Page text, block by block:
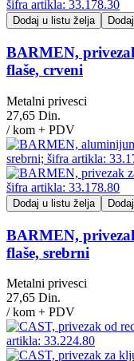
Dodaj u listu želja
BARMEN,
flaše, crveni
Metalni privesci
27,65 Din.
/ kom + PDV
Dodaj u listu želja
BARMEN,
flaše, srebrni
Metalni privesci
27,65 Din.
/ kom + PDV